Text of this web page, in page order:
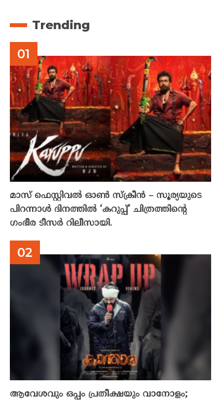
Trending
മാസ് ഫെസ്റ്റിവൽ ഓൺ സ്‌ക്രീൻ – സൂര്യയുടെ
പിറന്നാൾ ദിനത്തിൽ ‘കറുപ്പ്’ ചിത്രത്തിന്റെ
ഗംഭീര ടീസർ റിലീസായി.
ആവേശവും ഒപ്പം പ്രതീക്ഷയും വാനോളം;